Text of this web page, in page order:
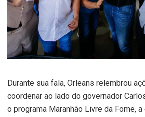
Durante sua fala, Orleans relembrou
coordenar ao lado do governador
o programa Maranhão Livre da Fome,